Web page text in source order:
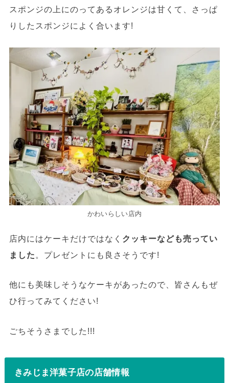
スポンジの上にのってあるオレンジは甘くて、さっぱ
りしたスポンジによく合います!
かわいらしい店内
店内にはケーキだけではなく クッキーなども売ってい
ました 。プレゼントにも良さそうです!
他にも美味しそうなケーキがあったので、皆さんもぜ
ひ行ってみてください!
ごちそうさまでした!!!
きみじま洋菓子店の店舗情報